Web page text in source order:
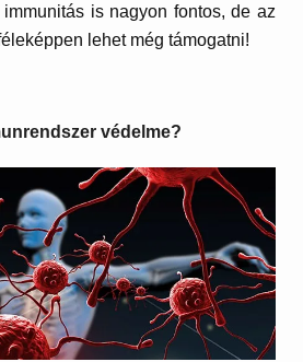
is nagyon fontos, de az
lehet még támogatni!
védelme?